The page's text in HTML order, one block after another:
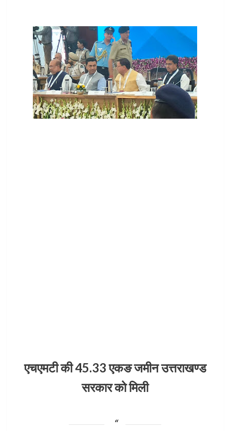
एचएमटी की 45.33 एकङ जमीन उत्तराखण्ड
सरकार को मिली